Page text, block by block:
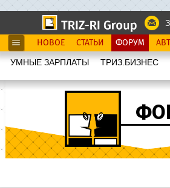
НОВОЕ СТАТЬИ ФОРУМ
УМНЫЕ ЗАРПЛАТЫ ТРИЗ.БИЗНЕС